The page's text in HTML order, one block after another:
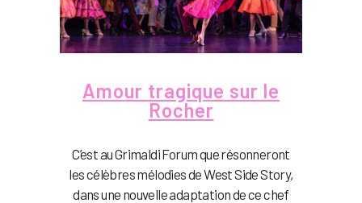
Amour tragique sur le
Rocher
C’est au Grimaldi Forum que résonneront
les célèbres mélodies de West Side Story,
dans une nouvelle adaptation de ce chef